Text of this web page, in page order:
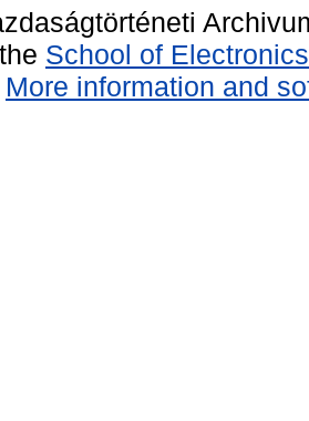
School of
More information and